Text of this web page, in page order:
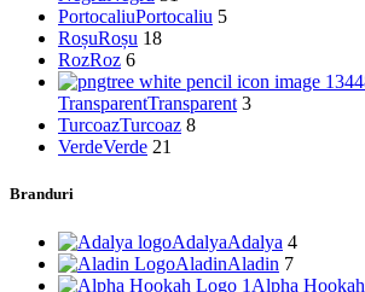
PortocaliuPortocaliu 5
RoșuRoșu 18
RozRoz 6
TransparentTransparent 3
TurcoazTurcoaz 8
VerdeVerde 21
Branduri
AdalyaAdalya 4
AladinAladin 7
Alpha Hookah